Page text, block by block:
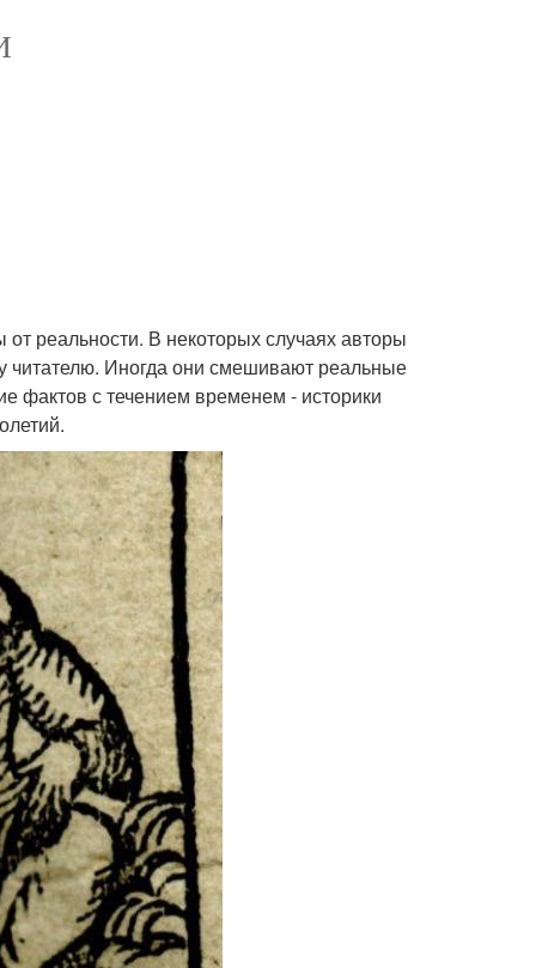
реальности. В некоторых случаях авторы
читателю. Иногда они смешивают реальные
фактов с течением временем - историки